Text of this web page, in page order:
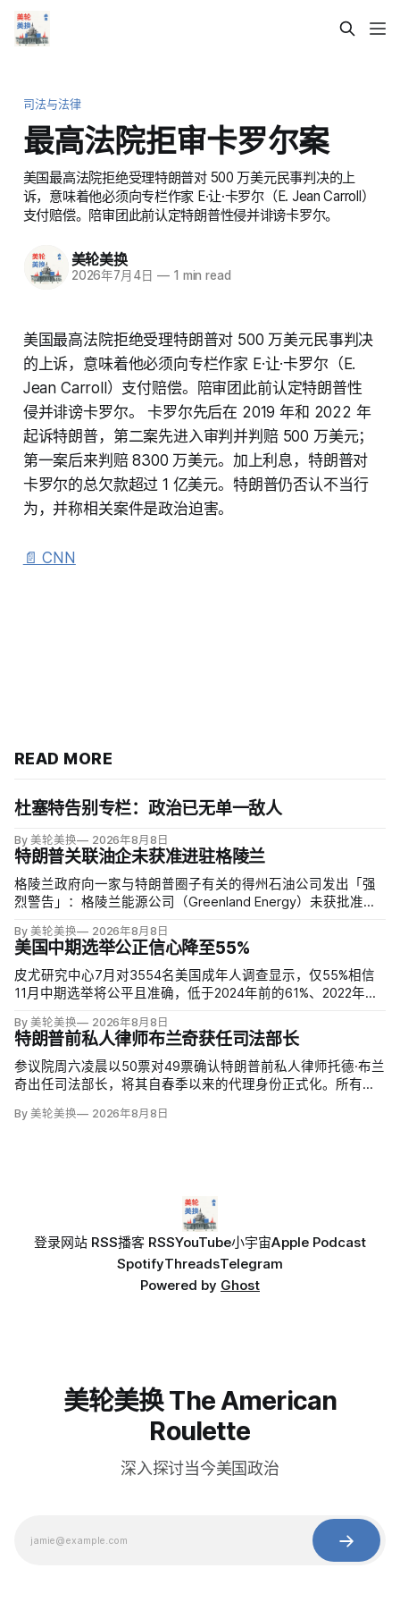
司法与法律
最高法院拒审卡罗尔案
美国最高法院拒绝受理特朗普对 500 万美元民事判决的上
诉，意味着他必须向专栏作家 E·让·卡罗尔（E. Jean Carroll）
支付赔偿。陪审团此前认定特朗普性侵并诽谤卡罗尔。
美轮美换
2026年7月4日 —1 min read
美国最高法院拒绝受理特朗普对 500 万美元民事判决
的上诉，意味着他必须向专栏作家 E·让·卡罗尔（E.
Jean Carroll）支付赔偿。陪审团此前认定特朗普性
侵并诽谤卡罗尔。 卡罗尔先后在 2019 年和 2022 年
起诉特朗普，第二案先进入审判并判赔 500 万美元；
第一案后来判赔 8300 万美元。加上利息，特朗普对
卡罗尔的总欠款超过 1 亿美元。特朗普仍否认不当行
为，并称相关案件是政治迫害。
📄 CNN
READ MORE
杜塞特告别专栏：政治已无单一敌人
By 美轮美换 2026年8月8日
特朗普关联油企未获准进驻格陵兰
格陵兰政府向一家与特朗普圈子有关的得州石油公司发出「强
烈警告」：格陵兰能源公司（Greenland Energy）未获批准，
地可能蕴藏价值1万亿美元原油，拟投资6000万美元钻两口
井；
By 美轮美换 2026年8月8日
美国中期选举公正信心降至55%
皮尤研究中心7月对3554名美国成年人调查显示，仅55%相信
11月中期选举将公平且准确，低于2024年前的61%、2022年的
向共和党者为55%，民主党及倾向民主党者为58%；
By 美轮美换 2026年8月8日
特朗普前私人律师布兰奇获任司法部长
参议院周六凌晨以50票对49票确认特朗普前私人律师托德·布兰
奇出任司法部长，将其自春季以来的代理身份正式化。所有出
斯倒戈；长期因健康缺席的米奇·麦康奈尔未投票。比尔·卡西迪
By 美轮美换 2026年8月8日
登录网站 RSS播客 RSSYouTube小宇宙Apple Podcast
SpotifyThreadsTelegram
Powered by Ghost
美轮美换 The American
Roulette
深入探讨当今美国政治